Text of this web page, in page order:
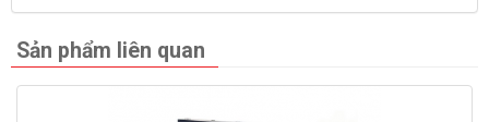
Sản phẩm liên quan